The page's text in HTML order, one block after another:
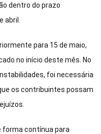
dentro do prazo
para 15 de maio,
no início deste mês. No
foi necessária
os contribuintes possam
forma contínua para